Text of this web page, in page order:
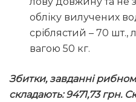
обліку вилучених
сріблястий – 70 шт.,
вагою 50 кг.
Збитки, завданні
складають: 9471,73 грн.